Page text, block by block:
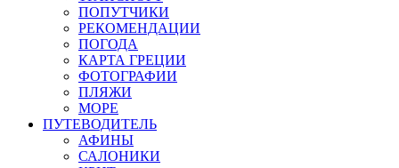
ПОПУТЧИКИ
РЕКОМЕНДАЦИИ
ПОГОДА
КАРТА ГРЕЦИИ
ФОТОГРАФИИ
ПЛЯЖИ
МОРЕ
ПУТЕВОДИТЕЛЬ
АФИНЫ
САЛОНИКИ